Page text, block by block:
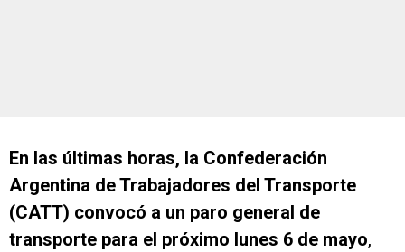
En las últimas horas, la Confederación
Argentina de Trabajadores del Transporte
(CATT) convocó a un paro general de
transporte para el próximo lunes 6 de mayo,